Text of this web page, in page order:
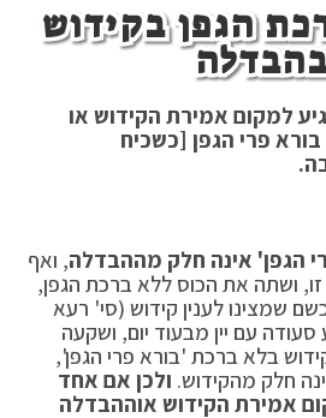
הגפן בקידוש
למקום אמירת הקידוש או
פרי הגפן [כשכיח
הגפן' אינה חלק מההבדלה, ואף
ושתה את הכוס ללא ברכת הגפן,
שמצינו לענין קידוש (סי' רעא
עם יין מבעוד יום, ושקעה
בלא ברכת 'בורא פרי הגפן',
חלק מהקידוש. ולכן אם אחד
אמירת הקידוש אוההבדלה